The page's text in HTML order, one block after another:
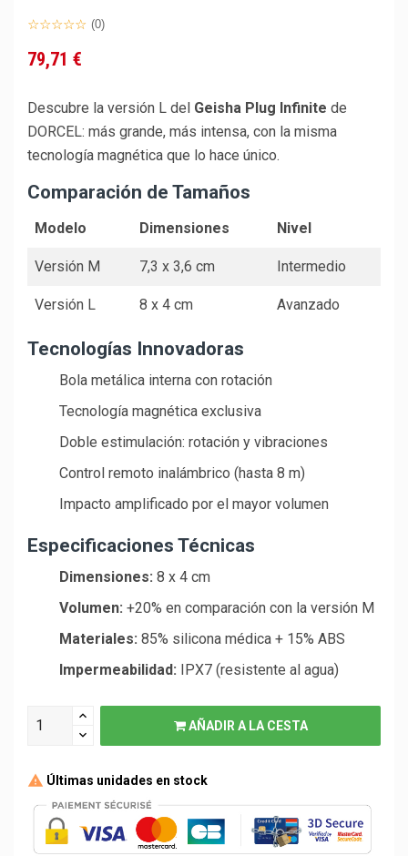
(0)
79,71 €
Descubre la versión L del Geisha Plug Infinite de
DORCEL: más grande, más intensa, con la misma
tecnología magnética que lo hace único.
Comparación de Tamaños
Modelo Dimensiones Nivel
Versión M 7,3 x 3,6 cm Intermedio
Versión L 8 x 4 cm Avanzado
Tecnologías Innovadoras
Bola metálica interna con rotación
Tecnología magnética exclusiva
Doble estimulación: rotación y vibraciones
Control remoto inalámbrico (hasta 8 m)
Impacto amplificado por el mayor volumen
Especificaciones Técnicas
Dimensiones: 8 x 4 cm
Volumen: +20% en comparación con la versión M
Materiales: 85% silicona médica + 15% ABS
Impermeabilidad: IPX7 (resistente al agua)
AÑADIR A LA CESTA
Últimas unidades en stock